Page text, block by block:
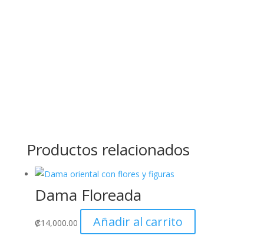
Productos relacionados
Dama Floreada
₡14,000.00 Añadir al carrito